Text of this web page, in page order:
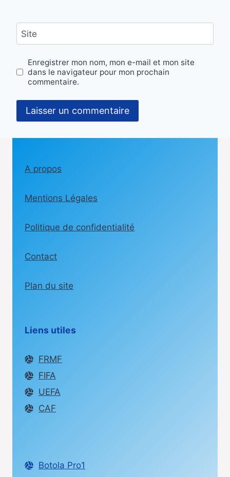
Site
Enregistrer mon nom, mon e-mail et mon site
dans le navigateur pour mon prochain
commentaire.
A propos
Mentions Légales
Politique de confidentialité
Contact
Plan du site
Liens utiles
FRMF
FIFA
UEFA
CAF
Botola Pro1